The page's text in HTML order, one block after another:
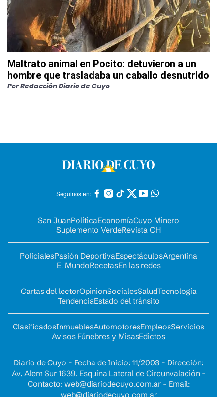
Maltrato animal en Pocito: detuvieron a un
hombre que trasladaba un caballo desnutrido
PorRedacción Diario de Cuyo
Seguinos en:
San JuanPolíticaEconomíaCuyo Minero
Suplemento VerdeRevista OH
PolicialesPasión DeportivaEspectáculosArgentina
El MundoRecetasEn las redes
Cartas del lectorOpinionSocialesSaludTecnología
TendenciaEstado del tránsito
ClasificadosInmueblesAutomotoresEmpleosServicios
Avisos Fúnebres y MisasEdictos
Diario de Cuyo - Fecha de Inicio: 11/2003 - Dirección:
Av. Alem Sur 1639. Esquina Lateral de Circunvalación -
Contacto: web@diariodecuyo.com.ar- Email:
web@diariodecuyo.com.ar